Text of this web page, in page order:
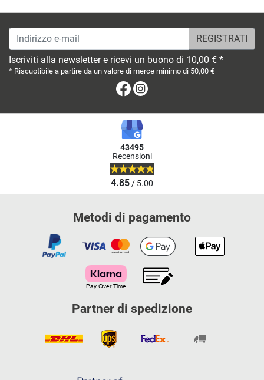
Indirizzo e-mail
Iscriviti alla newsletter e ricevi un buono di 10,00 € *
* Riscuotibile a partire da un valore di merce minimo di 50,00 €
Facebook
43495
Recensioni
4.85/ 5.00
Metodi di pagamento
Partner di spedizione